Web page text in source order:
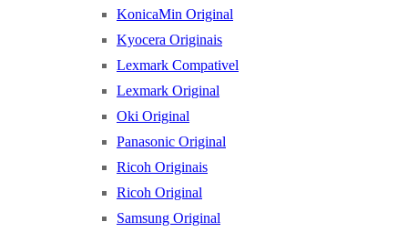
KonicaMin Original
Kyocera Originais
Lexmark Compativel
Lexmark Original
Oki Original
Panasonic Original
Ricoh Originais
Ricoh Original
Samsung Original